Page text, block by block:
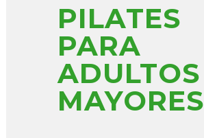
PILATES
PARA
ADULTOS
MAYORES